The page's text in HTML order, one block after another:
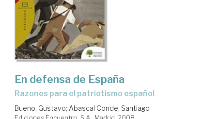
En defensa de España
Razones para el patriotismo español
Bueno, Gustavo; Abascal Conde, Santiago